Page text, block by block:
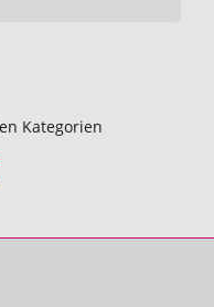
Kategorien